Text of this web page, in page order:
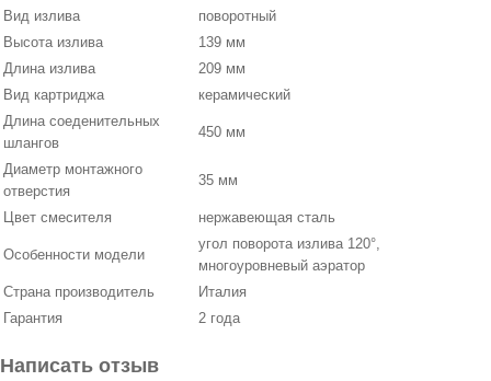
Вид излива
поворотный
Высота излива
139 мм
Длина излива
209 мм
Вид картриджа
керамический
Длина соеденительных
шлангов
450 мм
Диаметр монтажного
отверстия
35 мм
Цвет смесителя нержавеющая сталь
Особенности модели
угол поворота излива 120°,
многоуровневый аэратор
Страна производитель
Италия
Гарантия
2 года
Написать отзыв